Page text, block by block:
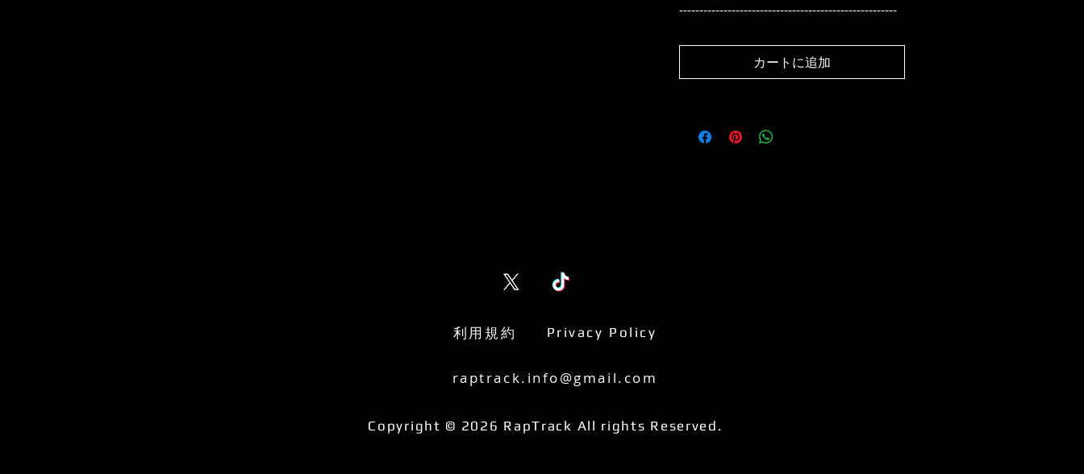
------------------------------------------------------
カートに追加
利用規約 Privacy Policy
raptrack.info@gmail.com
Copyright © 2026 RapTrack All rights Reserved.